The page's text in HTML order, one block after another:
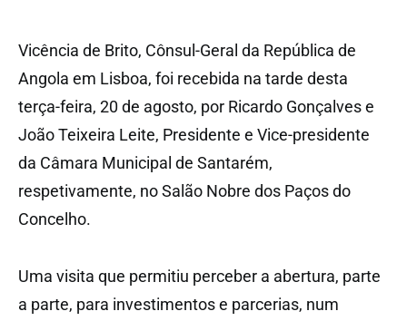
Vicência de Brito, Cônsul-Geral da República de
Angola em Lisboa, foi recebida na tarde desta
terça-feira, 20 de agosto, por Ricardo Gonçalves e
João Teixeira Leite, Presidente e Vice-presidente
da Câmara Municipal de Santarém,
respetivamente, no Salão Nobre dos Paços do
Concelho.
Uma visita que permitiu perceber a abertura, parte
a parte, para investimentos e parcerias, num